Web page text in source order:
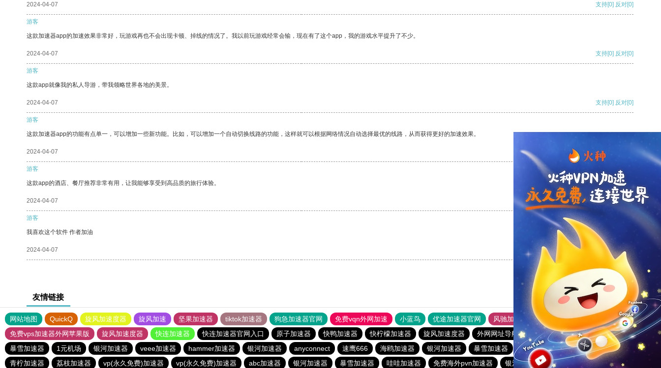
2024-04-07 支持[0] 反对[0]
游客
这款加速器app的加速效果非常好，玩游戏再也不会出现卡顿、掉线的情况了。我以前玩游戏经常会输，现在有了这个app，我的游戏水平提升了不少。
2024-04-07 支持[0] 反对[0]
游客
这款app就像我的私人导游，带我领略世界各地的美景。
2024-04-07 支持[0] 反对[0]
游客
这款加速器app的功能有点单一，可以增加一些新功能。比如，可以增加一个自动切换线路的功能，这样就可以根据网络情况自动选择最优的线路，从而获得更好的加速效果。
2024-04-07 支持
游客
这款app的酒店、餐厅推荐非常有用，让我能够享受到高品质的旅行体验。
2024-04-07 支持[0] 反对[0]
游客
我喜欢这个软件 作者加油
2024-04-07 支持[0] 反对[0]
友情链接
网站地图 QuickQ 旋风加速度器 旋风加速 坚果加速器 tiktok加速器 狗急加速器官网 免费vqn外网加速 小蓝鸟 优途加速器官网 风驰加速器
旋风加速器
免费vps加速器外网苹果版
旋风加速度器 快连加速器 快连加速器官网入口 原子加速器 快鸭加速器 快柠檬加速器 旋风加速度器 外网网址导航 软件中心
海外梯子官网
暴雪加速器
1元机场 银河加速器 veee加速器 hammer加速器 银河加速器 anyconnect 速鹰666 海鸥加速器 银河加速器 暴雪加速器 银河加速器 蜜蜂加速器
原子加速器
青柠加速器
荔枝加速器 vp(永久免费)加速器 vp(永久免费)加速器 abc加速器 银河加速器 暴雪加速器 哇哇加速器 免费海外pvn加速器 银河加速器 银河加速器